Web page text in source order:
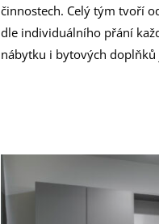
činnostech. Celý tým tvoří
dle individuálního přání
nábytku i bytových